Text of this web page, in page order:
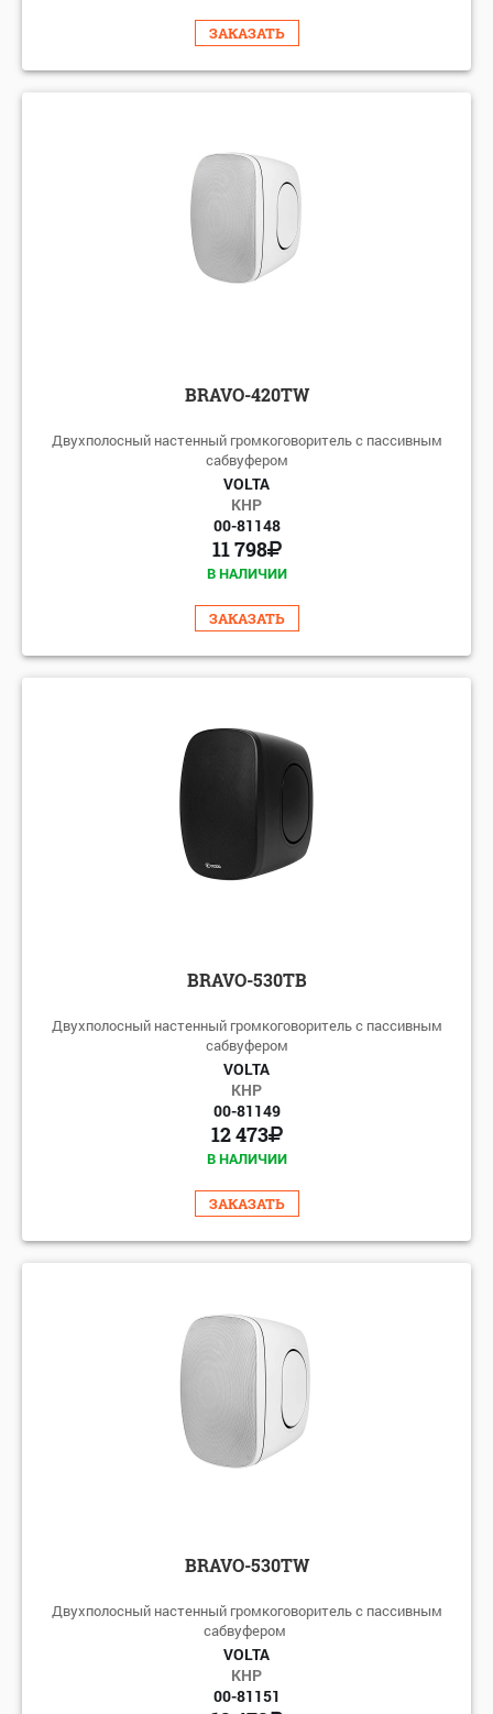
ЗАКАЗАТЬ
BRAVO-420TW
Двухполосный настенный громкоговоритель с пассивным
сабвуфером
VOLTA
КНР
00-81148
11 798
В НАЛИЧИИ
ЗАКАЗАТЬ
BRAVO-530TB
Двухполосный настенный громкоговоритель с пассивным
сабвуфером
VOLTA
КНР
00-81149
12 473
В НАЛИЧИИ
ЗАКАЗАТЬ
BRAVO-530TW
Двухполосный настенный громкоговоритель с пассивным
сабвуфером
VOLTA
КНР
00-81151